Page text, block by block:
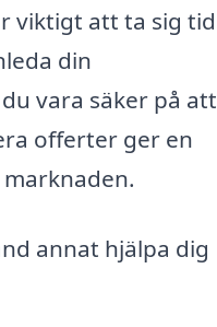
viktigt att ta sig tid
din
vara säker på att
offerter ger en
annat hjälpa dig